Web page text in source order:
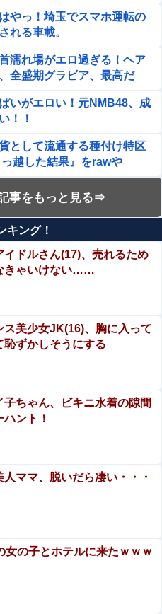
禁する美少女達の動画を見
しい…（動画あり）
がデカすぎ警報ｗｗｗ
化が止まらない様子
」ヱロ漫画みたいになるｗ
き始める
破ｗｗｗｗｗｗｗ （※画像
ネット発射装置で撃墜する
子をデカチンで理解らせる
について語ろう
ん、顔もお○ぱいもドスケベ
スの中でスピーチした総理
バマ大統領でさえ、防弾ガ
茂＆オバマ大...
、衣服が乱れたえちえち
ｗｗ
生配信中にメンバー達に
やっ！埼玉でスマホ運転の
れる車載。
濡れ場がエロ過ぎる！ヘア
全盛期グラビア、最高だ
いがエロい！元NMB48、成
！！
として流通する種付け特区
越した結果』をrawや
で読む方法│フリテン堂
殺中に失禁する美少女達の
達が存在するらしい…（動
とセ○クスシーンするんです
がらオ○ニーしろ！」⇒ 日
いじめ動画がエロすぎる
ント(48歳)、生配信中に自
グくてファン全員トラウマ
料で読む方法│五梅
魔地雷女子をデカチンで理
hitomiを使わずに無料で読む
たな。岐阜の川で外国人が
事をもっと見る⇒
キング！
イドルさん(17)、売れるため
きゃいけない……
ス美少女JK(16)、胸に入って
恥ずかしそうにする
子ちゃん、ビキニ水着の隙間
ント！
人ママ、脱いだら凄い・・・
女の子とホテルに来たｗｗｗ